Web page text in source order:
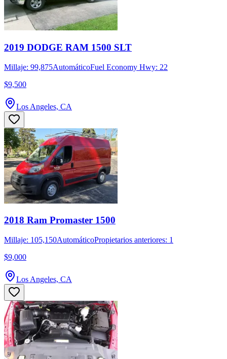
2019 DODGE RAM 1500 SLT
Millaje: 99,875AutomáticoFuel Economy Hwy: 22
$9,500
Los Angeles, CA
2018 Ram Promaster 1500
Millaje: 105,150AutomáticoPropietarios anteriores: 1
$9,000
Los Angeles, CA